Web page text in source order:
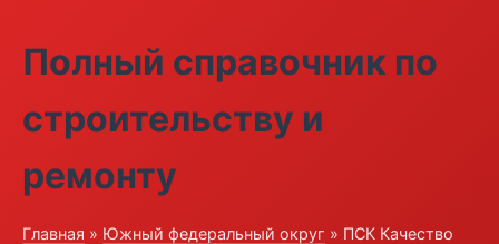
Полный справочник по
строительству и
ремонту
Главная » Южный федеральный округ » ПСК Качество